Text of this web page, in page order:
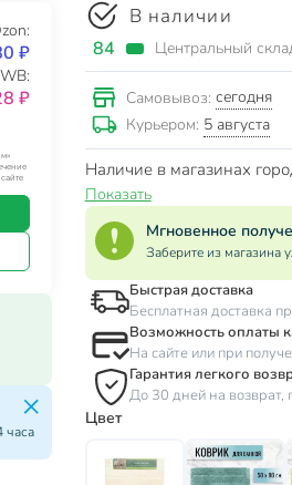
₽
₽
часа
В наличии
84 Центральный
Самовывоз: сегодня
Курьером: 5 августа
Наличие в магазинах
Показать
Мгновенное
Заберите из магазина
Быстрая доставка
Бесплатная доставка
Возможность оплаты
На сайте или при
Гарантия легкого
До 30 дней на возврат,
Цвет